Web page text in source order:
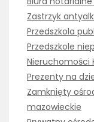
Zastrzyk
Przedszkola
Przedszkole
Nieruchomości
Prezenty na
Zamknięty
mazowieckie